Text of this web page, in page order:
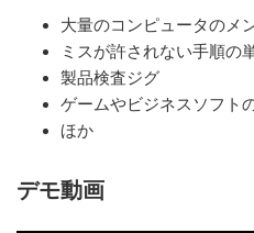
大量のコンピュータのメ
ミスが許されない手順の
製品検査ジグ
ゲームやビジネスソフト
ほか
デモ動画